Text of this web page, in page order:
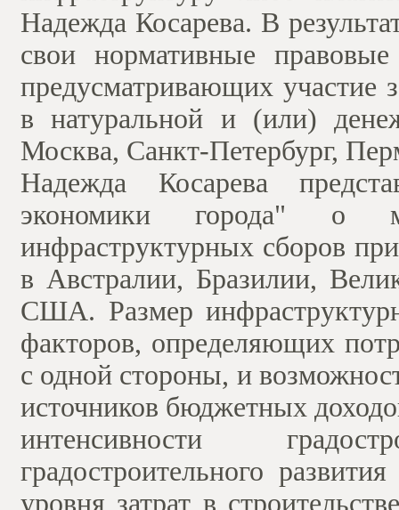
Надежда Косарева. В
свои нормативные
предусматривающих участие
в натуральной и (или)
Москва, Санкт-Петербург,
Надежда Косарева
экономики города" о
инфраструктурных сборов
в Австралии, Бразилии,
США. Размер
факторов, определяющих
с одной стороны, и
источников бюджетных
интенсивности
градостроительного
уровня затрат в